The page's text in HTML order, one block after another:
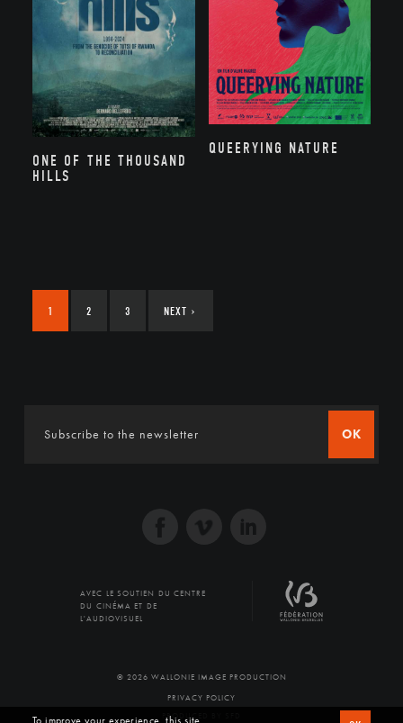
ONE OF THE THOUSAND
HILLS
QUEERYING NATURE
1 2 3 NEXT ›
OK
AVEC LE SOUTIEN DU CENTRE
DU CINÉMA ET DE
L'AUDIOVISUEL
© 2026 WALLONIE IMAGE PRODUCTION
PRIVACY POLICY
PRODUCED BY SFD
To improve your experience, this site